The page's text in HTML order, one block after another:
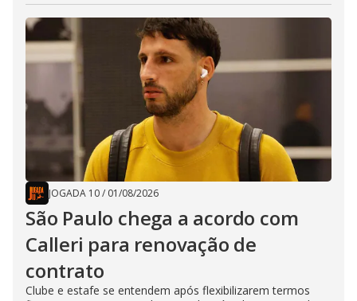
JOGADA 10/ 01/08/2026
São Paulo chega a acordo com
Calleri para renovação de
contrato
Clube e estafe se entendem após flexibilizarem termos